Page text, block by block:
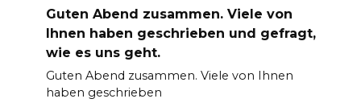
Guten Abend zusammen. Viele von
Ihnen haben geschrieben und gefragt,
wie es uns geht.
Guten Abend zusammen. Viele von Ihnen
haben geschrieben